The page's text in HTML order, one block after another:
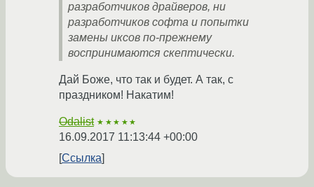
разработчиков драйверов, ни
разработчиков софта и попытки
замены иксов по-прежнему
воспринимаются скептически.
Дай Боже, что так и будет. А так, с
праздником! Накатим!
Odalist ★★★★★
16.09.2017 11:13:44 +00:00
Ссылка